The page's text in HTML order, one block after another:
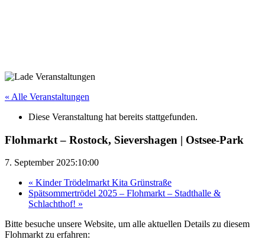
« Alle Veranstaltungen
Diese Veranstaltung hat bereits stattgefunden.
Flohmarkt – Rostock, Sievershagen | Ostsee-Park
7. September 2025:10:00
« Kinder Trödelmarkt Kita Grünstraße
Spätsommertrödel 2025 – Flohmarkt – Stadthalle &
Schlachthof! »
Bitte besuche unsere Website, um alle aktuellen Details zu diesem
Flohmarkt zu erfahren: